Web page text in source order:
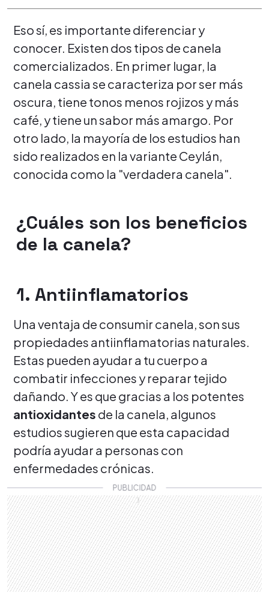
Eso sí, es importante diferenciar y
conocer. Existen dos tipos de canela
comercializados. En primer lugar, la
canela cassia se caracteriza por ser más
oscura, tiene tonos menos rojizos y más
café, y tiene un sabor más amargo. Por
otro lado, la mayoría de los estudios han
sido realizados en la variante Ceylán,
conocida como la "verdadera canela".
¿Cuáles son los beneficios
de la canela?
1. Antiinflamatorios
Una ventaja de consumir canela, son sus
propiedades antiinflamatorias naturales.
Estas pueden ayudar a tu cuerpo a
combatir infecciones y reparar tejido
dañando. Y es que gracias a los potentes
antioxidantes de la canela, algunos
estudios sugieren que esta capacidad
podría ayudar a personas con
enfermedades crónicas.